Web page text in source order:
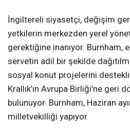
İngiltereli siyasetçi, değişim
yetkilerin merkezden yerel
gerektiğine inanıyor. Burnham,
servetin adil bir şekilde
sosyal konut projelerini
Krallık’ın Avrupa Birliği’ne geri
bulunuyor. Burnham, Haziran
milletvekilliği yapıyor.